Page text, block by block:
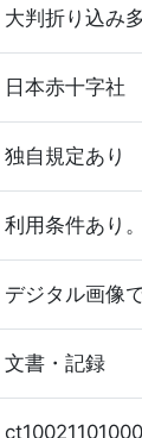
大判折り込み
日本赤十字社
独自規定あり
利用条件あり。
デジタル画像
文書・記録